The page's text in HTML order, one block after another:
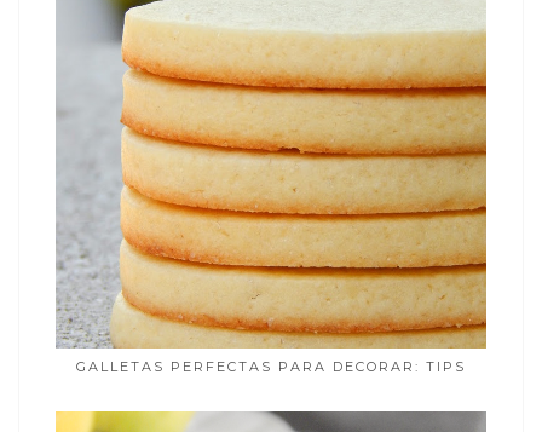
GALLETAS PERFECTAS PARA DECORAR: TIPS